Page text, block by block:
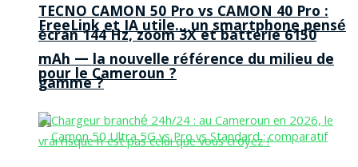
FreeLink et IA utile… un smartphone pensé
pour le Cameroun ?
TECNO CAMON 50 Pro vs CAMON 40 Pro :
écran 144 Hz, zoom 3X et batterie 6150
mAh — la nouvelle référence du milieu de
gamme ?